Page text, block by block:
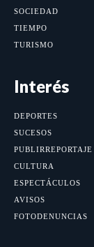
SOCIEDAD
TIEMPO
TURISMO
Interés
DEPORTES
SUCESOS
PUBLIRREPORTAJE
CULTURA
ESPECTÁCULOS
AVISOS
FOTODENUNCIAS